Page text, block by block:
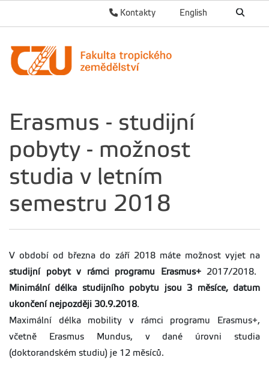
English
Kontakty
Erasmus - studijní
pobyty - možnost
studia v letním
semestru 2018
V období od března do září 2018 máte možnost vyjet na
studijní pobyt v rámci programu Erasmus+2017/2018.
Minimální délka studijního pobytu jsou 3 měsíce, datum
ukončení nejpozději 30.9.2018.
Maximální délka mobility v rámci programu Erasmus+,
včetně Erasmus Mundus, v dané úrovni studia
(doktorandském studiu) je 12 měsíců.